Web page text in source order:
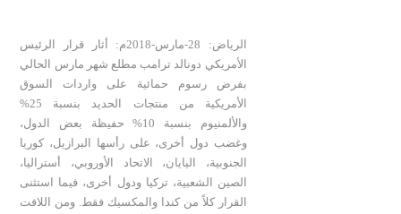
الرياض: 28-مارس-2018م: أثار قرار الرئيس
الأمريكي دونالد ترامب مطلع شهر مارس الحالي
بفرض رسوم حمائية على واردات السوق
الأمريكية من منتجات الحديد بنسبة 25%
والألمنيوم بنسبة 10% حفيظة بعض الدول،
وغضب دول أخرى، على رأسها البرازيل، كوريا
الجنوبية، اليايان، الاتحاد الأوروبي، أستراليا،
الصين الشعبية، تركيا ودول أخرى، فيما استثنى
القرار كلاً من كندا والمكسيك فقط. ومن اللافت